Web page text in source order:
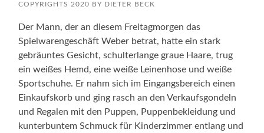
COPYRIGHTS 2020 BY DIETER BECK
Der Mann, der an diesem Freitagmorgen das
Spielwarengeschäft Weber betrat, hatte ein stark
gebräuntes Gesicht, schulterlange graue Haare, trug
ein weißes Hemd, eine weiße Leinenhose und weiße
Sportschuhe. Er nahm sich im Eingangsbereich einen
Einkaufskorb und ging rasch an den Verkaufsgondeln
und Regalen mit den Puppen, Puppenbekleidung und
kunterbuntem Schmuck für Kinderzimmer entlang und